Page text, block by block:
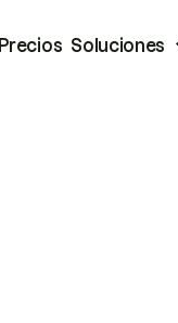
Precios Soluciones